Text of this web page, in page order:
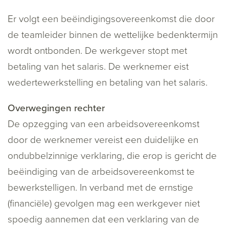
Er volgt een beëindigingsovereenkomst die door
de teamleider binnen de wettelijke bedenktermijn
wordt ontbonden. De werkgever stopt met
betaling van het salaris. De werknemer eist
wedertewerkstelling en betaling van het salaris.
Overwegingen rechter
De opzegging van een arbeidsovereenkomst
door de werknemer vereist een duidelijke en
ondubbelzinnige verklaring, die erop is gericht de
beëindiging van de arbeidsovereenkomst te
bewerkstelligen. In verband met de ernstige
(financiële) gevolgen mag een werkgever niet
spoedig aannemen dat een verklaring van de